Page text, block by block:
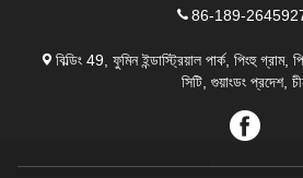
86-189-
বিল্ডিং 49, ফুমিন ইন্ডাস্ট্রিয়াল পার্ক, পিংহু গ্রাম,
সিটি, গুয়াংডং প্রদেশ,